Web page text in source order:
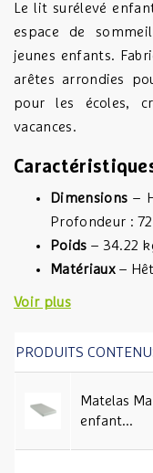
Le lit surélevé
espace de
jeunes enfants.
arêtes arrondies
pour les écoles,
vacances.
Dimensions –
Profondeur :
Poids – 34.22
Matériaux–
Voir plus
PRODUITS
Matelas
enfant...